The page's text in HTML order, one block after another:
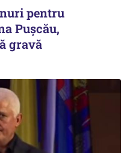
pentru
Pușcău,
gravă